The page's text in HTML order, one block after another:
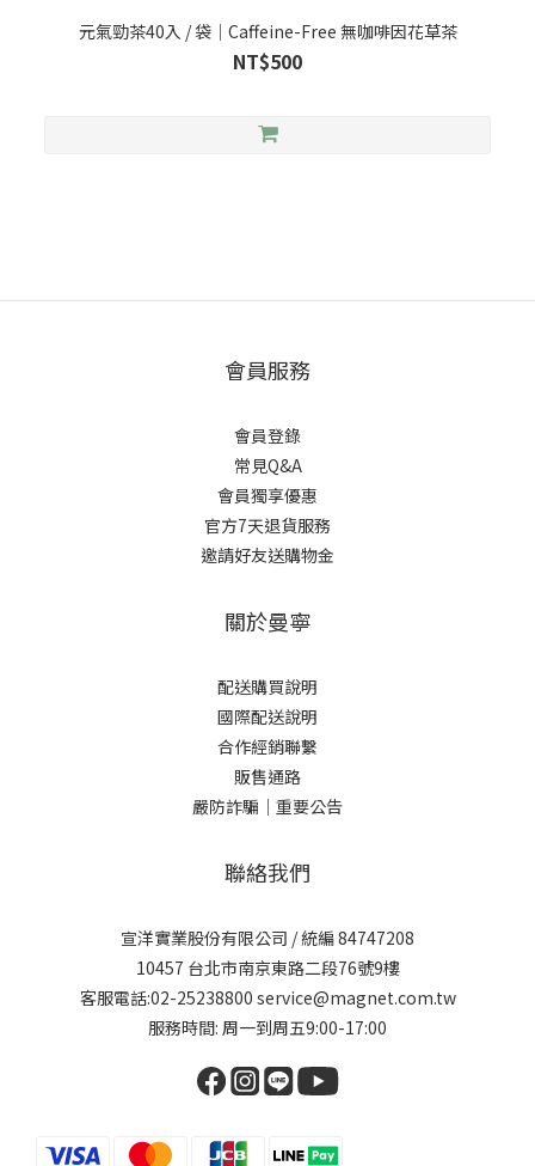
元氣勁茶40入 / 袋｜Caffeine-Free 無咖啡因花草茶
NT$500
會員服務
會員登錄
常見Q&A
會員獨享優惠
官方7天退貨服務
邀請好友送購物金
關於曼寧
配送購買說明
國際配送說明
合作經銷聯繫
販售通路
嚴防詐騙｜重要公告
聯絡我們
宣洋實業股份有限公司 / 統編 84747208
10457 台北市南京東路二段76號9樓
客服電話:02-25238800 service@magnet.com.tw
服務時間: 周一到周五9:00-17:00